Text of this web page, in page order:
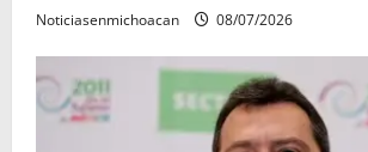
Noticiasenmichoacan 08/07/2026